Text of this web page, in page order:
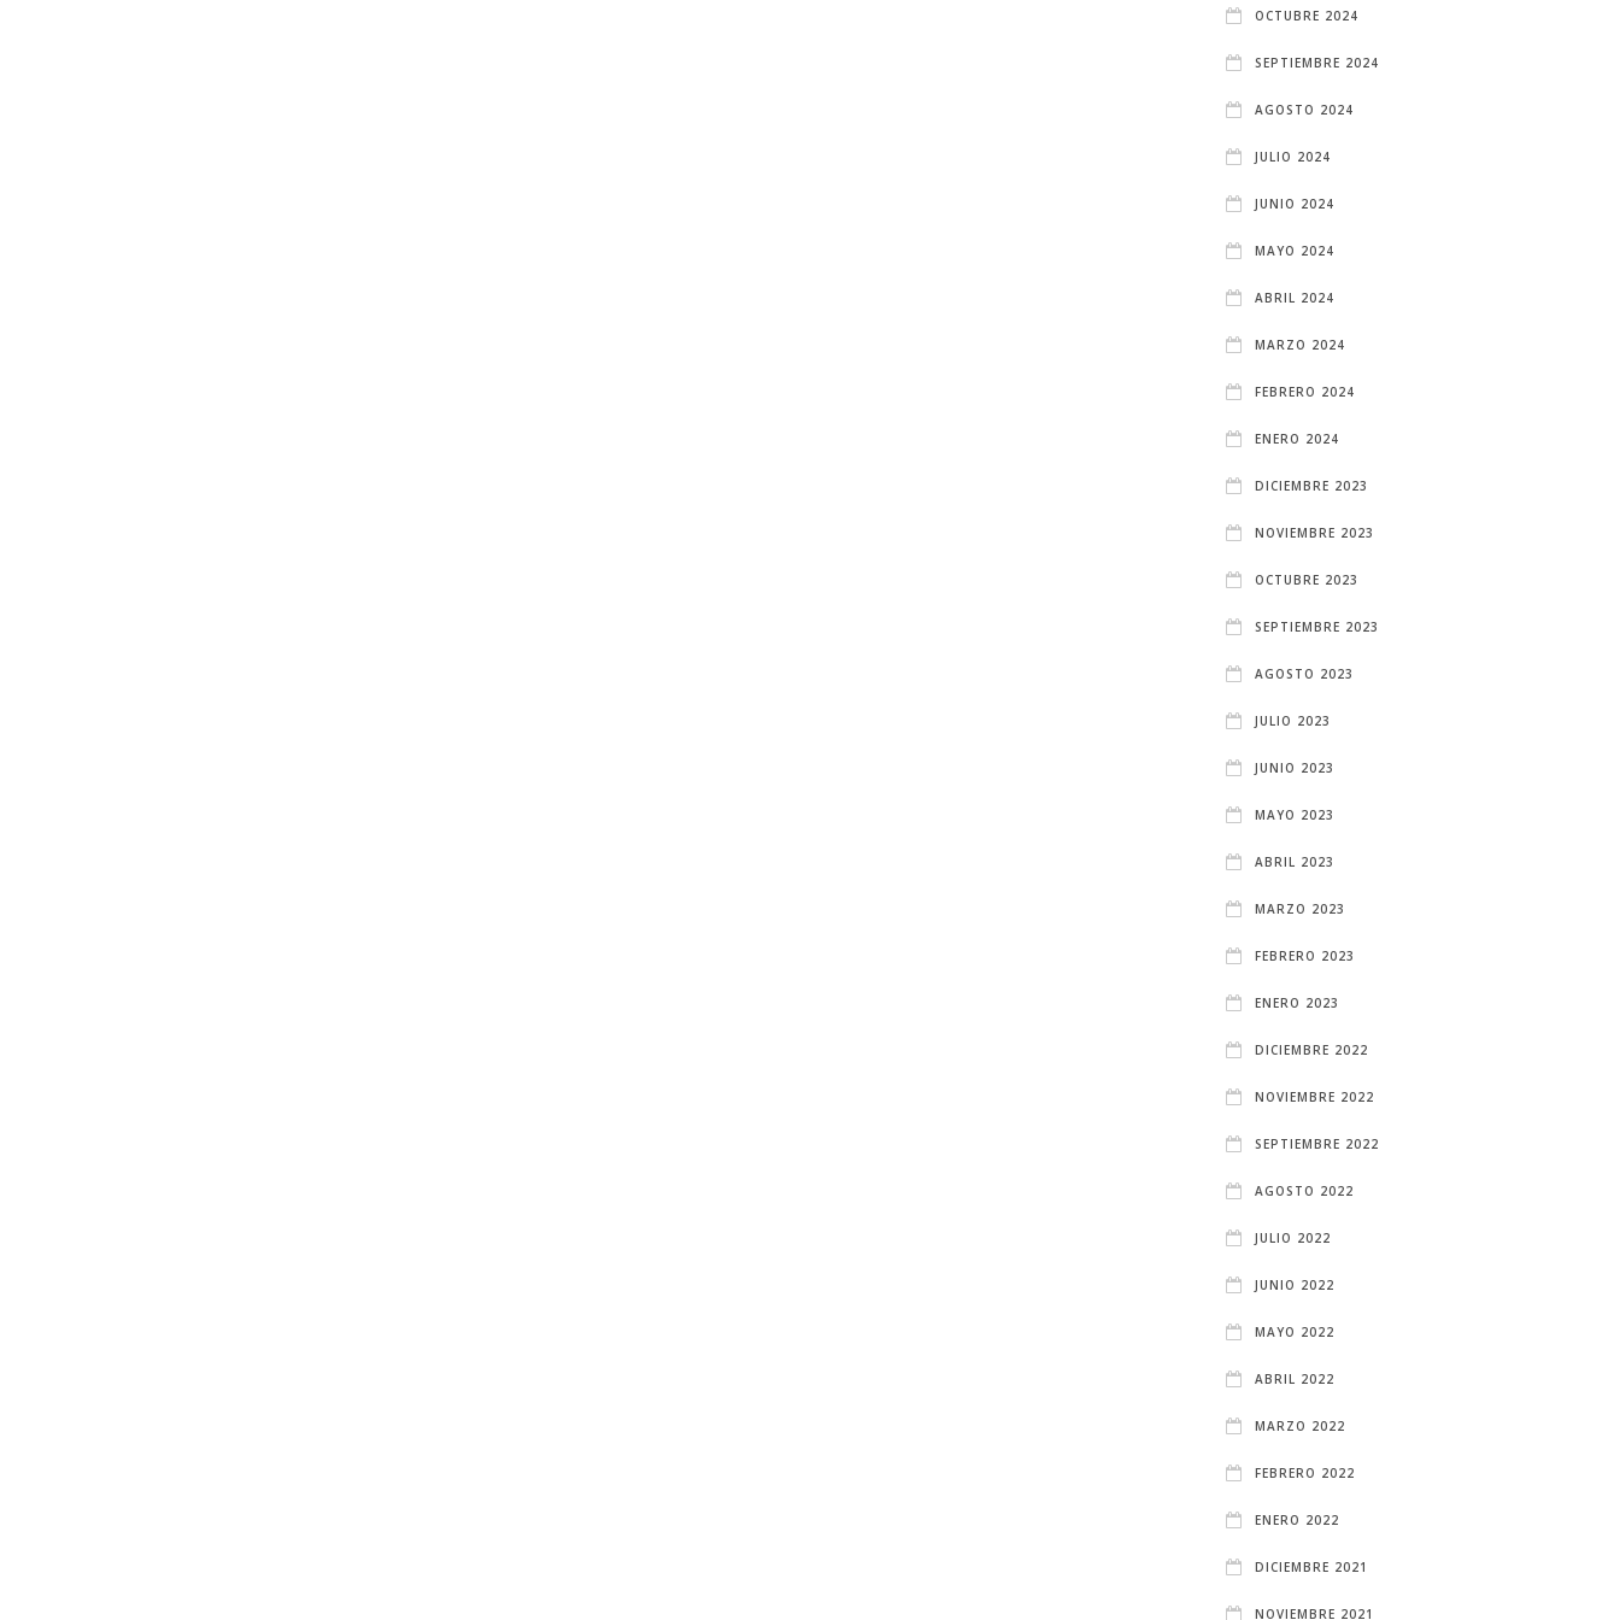
OCTUBRE 2024
SEPTIEMBRE 2024
AGOSTO 2024
JULIO 2024
JUNIO 2024
MAYO 2024
ABRIL 2024
MARZO 2024
FEBRERO 2024
ENERO 2024
DICIEMBRE 2023
NOVIEMBRE 2023
OCTUBRE 2023
SEPTIEMBRE 2023
AGOSTO 2023
JULIO 2023
JUNIO 2023
MAYO 2023
ABRIL 2023
MARZO 2023
FEBRERO 2023
ENERO 2023
DICIEMBRE 2022
NOVIEMBRE 2022
SEPTIEMBRE 2022
AGOSTO 2022
JULIO 2022
JUNIO 2022
MAYO 2022
ABRIL 2022
MARZO 2022
FEBRERO 2022
ENERO 2022
DICIEMBRE 2021
NOVIEMBRE 2021